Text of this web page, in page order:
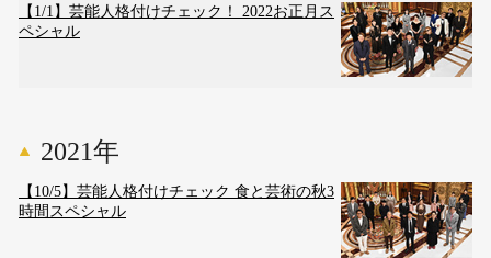
【1/1】芸能人格付けチェック！ 2022お正月ス
ペシャル
2021年
【10/5】芸能人格付けチェック 食と芸術の秋3
時間スペシャル